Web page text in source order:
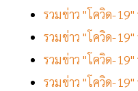
รวมข่าว "โควิด-
รวมข่าว "โควิด-
รวมข่าว "โควิด-
รวมข่าว "โควิด-